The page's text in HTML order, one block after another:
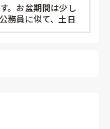
。お盆期間は少し
務員に似て、土日